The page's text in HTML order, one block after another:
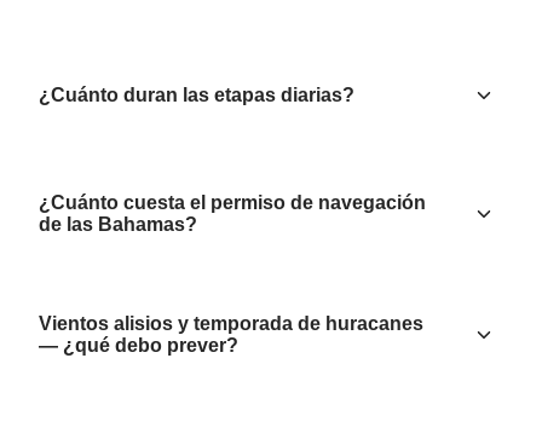
¿Cuánto duran las etapas diarias?
¿Cuánto cuesta el permiso de navegación
de las Bahamas?
Vientos alisios y temporada de huracanes
— ¿qué debo prever?